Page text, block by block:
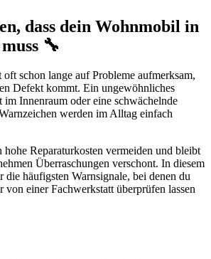
dass dein Wohnmobil in
🔧
schon lange auf Probleme aufmerksam,
Defekt kommt. Ein ungewöhnliches
im Innenraum oder eine schwächelnde
werden im Alltag einfach
Reparaturkosten vermeiden und bleibt
Überraschungen verschont. In diesem
die häufigsten Warnsignale, bei denen du
von einer Fachwerkstatt überprüfen lassen